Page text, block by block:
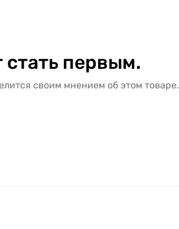
первым.
своим мнением об этом товаре.